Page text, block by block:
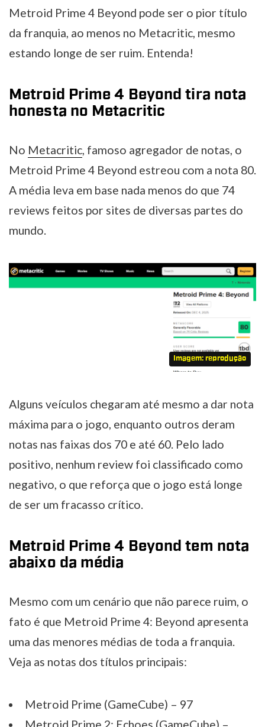
Metroid Prime 4 Beyond pode ser o pior título
da franquia, ao menos no Metacritic, mesmo
estando longe de ser ruim. Entenda!
Metroid Prime 4 Beyond tira nota
honesta no Metacritic
No Metacritic, famoso agregador de notas, o
Metroid Prime 4 Beyond estreou com a nota 80.
A média leva em base nada menos do que 74
reviews feitos por sites de diversas partes do
mundo.
Imagem: reprodução
Alguns veículos chegaram até mesmo a dar nota
máxima para o jogo, enquanto outros deram
notas nas faixas dos 70 e até 60. Pelo lado
positivo, nenhum review foi classificado como
negativo, o que reforça que o jogo está longe
de ser um fracasso crítico.
Metroid Prime 4 Beyond tem nota
abaixo da média
Mesmo com um cenário que não parece ruim, o
fato é que Metroid Prime 4: Beyond apresenta
uma das menores médias de toda a franquia.
Veja as notas dos títulos principais:
Metroid Prime (GameCube) – 97
Metroid Prime 2: Echoes (GameCube) –